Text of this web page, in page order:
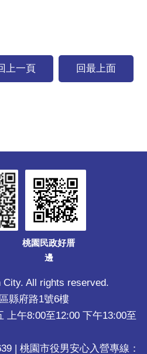
上一頁
回最上面
桃園民政好厝
邊
All rights reserved.
縣府路1號6樓
上午8:00至12:00 下午13:00至
| 桃園市役男安心入營專線：